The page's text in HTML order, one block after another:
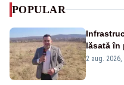
POPULAR
lăsată în
2 aug. 2026,